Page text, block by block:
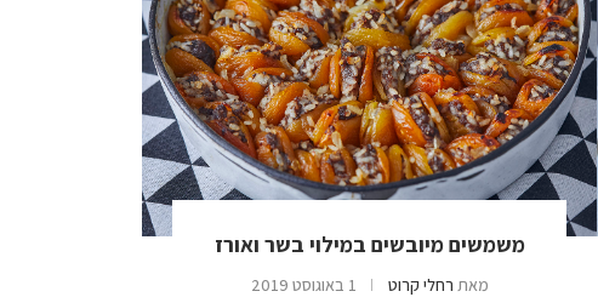
משמשים מיובשים במילוי בשר ואורז
מאת רחלי קרוט 1 באוגוסט 2019